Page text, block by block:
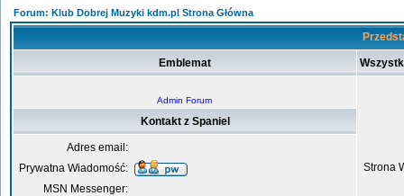
Forum: Klub Dobrej Muzyki kdm.pl Strona Główna
Emblemat
Admin Forum
Strona
Kontakt z Spaniel
Adres email:
Prywatna Wiadomość:
MSN Messenger: